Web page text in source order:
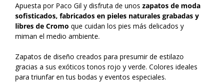
Apuesta por Paco Gil y disfruta de unoszapatos de moda
sofisticados, fabricados en pieles naturales grabadas y
libres de Cromo que cuidan los pies más delicados y
miman el medio ambiente.
Zapatos de diseño creados para presumir de estilazo
gracias a sus exóticos tonos rojo y verde. Colores ideales
para triunfar en tus bodas y eventos especiales.